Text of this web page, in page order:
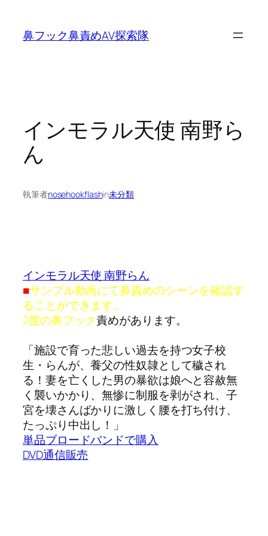
鼻フック鼻責めAV探索隊
インモラル天使 南野ら
ん
執筆者nosehookflashin未分類
インモラル天使 南野らん
■サンプル動画にて鼻責めのシーンを確認す
ることができます。
2度の鼻フック責めがあります。
「施設で育った悲しい過去を持つ女子校
生・らんが、養父の性奴隷として穢され
る！妻を亡くした男の暴欲は娘へと容赦無
く襲いかかり、無惨に制服を剥がされ、子
宮を壊さんばかりに激しく腰を打ち付け、
たっぷり中出し！」
単品ブロードバンドで購入
DVD通信販売